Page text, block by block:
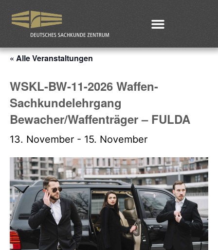
« Alle Veranstaltungen
WSKL-BW-11-2026 Waffen-
Sachkundelehrgang
Bewacher/Waffenträger – FULDA
13. November - 15. November